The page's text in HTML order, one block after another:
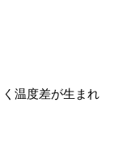
温度差が生まれ